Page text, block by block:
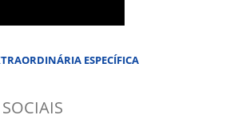
ESPECÍFICA